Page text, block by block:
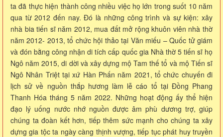
ta đã thực hiện thành công nhiều việc họ lớn trong suốt 10 năm
qua từ 2012 đến nay. Đó là những công trình và sự kiện: xây
nhà bia tiến sĩ năm 2012, mua đất mở rộng khuôn viên nhà thờ
năm 2012- 2013, tổ chức hội thảo tại Văn miếu – Quốc tử giám
và đón bằng công nhận di tích cấp quốc gia Nhà thờ 5 tiến sĩ họ
Ngô năm 2015, di dời và xây dựng mộ Tam thế tổ và mộ Tiến sĩ
Ngô Nhân Triệt tại xứ Hàn Phấn năm 2021, tổ chức chuyến đi
lịch sử về nguồn thắp hương làm lễ cáo tổ tại Đồng Phang
Thanh Hóa tháng 5 năm 2022. Những hoạt động ấy thể hiện
đạo lý uống nước nhớ nguồn được âm phù dương trợ, giúp
chúng ta đoàn kết hơn, tiếp thêm sức mạnh cho chúng ta xây
dựng gia tộc ta ngày càng thịnh vượng, tiếp tục phát huy truyền